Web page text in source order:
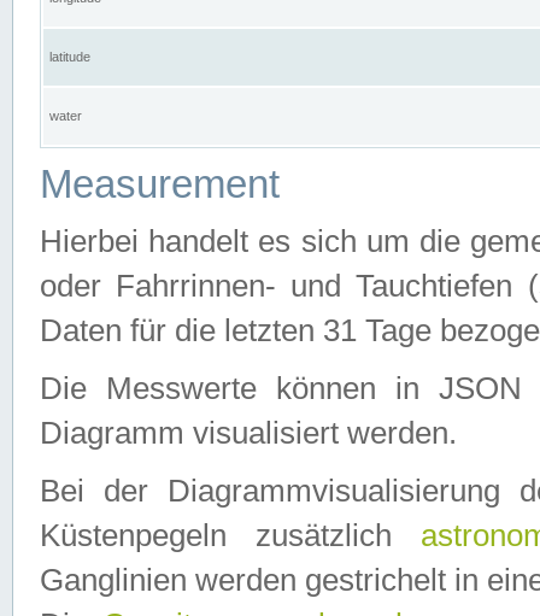
latitude
water
Measurement
Hierbei handelt es sich um die
oder Fahrrinnen- und Tauchtiefen
Daten für die letzten 31 Tage
Die Messwerte können in
Diagramm visualisiert werden.
Bei der Diagrammvisualisierung
Küstenpegeln zusätzlich
Ganglinien werden gestrichelt in